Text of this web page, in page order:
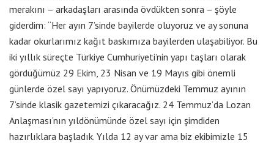
merakını – arkadaşları arasında övdükten sonra – şöyle
giderdim: “Her ayın 7’sinde bayilerde oluyoruz ve ay sonuna
kadar okurlarımız kağıt baskımıza bayilerden ulaşabiliyor. Bu
iki yıllık süreçte Türkiye Cumhuriyeti’nin yapı taşları olarak
gördüğümüz 29 Ekim, 23 Nisan ve 19 Mayıs gibi önemli
günlerde özel sayı yapıyoruz. Önümüzdeki Temmuz ayının
7’sinde klasik gazetemizi çıkaracağız. 24 Temmuz’da Lozan
Anlaşması’nın yıldönümünde özel sayı için şimdiden
hazırlıklara başladık. Yılda 12 ay var ama biz ekibimizle 15